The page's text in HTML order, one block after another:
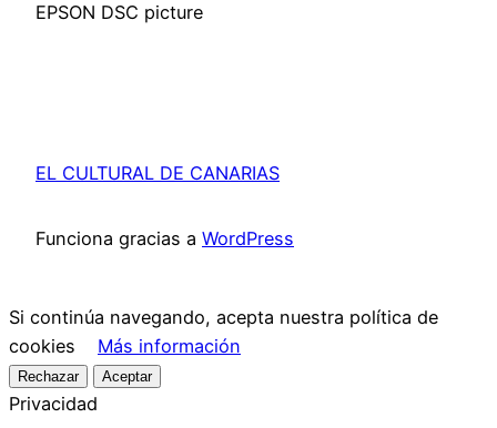
EPSON DSC picture
EL CULTURAL DE CANARIAS
Funciona gracias a WordPress
Si continúa navegando, acepta nuestra política de
cookies Más información
Rechazar Aceptar
Privacidad